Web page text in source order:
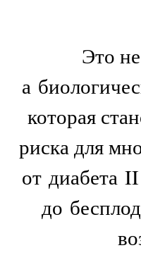
Это
а
которая
риска для
от диабета
до